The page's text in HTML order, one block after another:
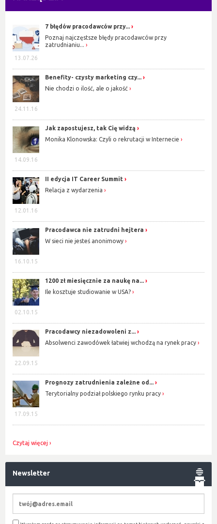
13.07.26
7 błędów pracodawców przy...
Poznaj najczęstsze błędy pracodawców przy
zatrudnianiu...
24.11.16
Benefity- czysty marketing czy...
Nie chodzi o ilość, ale o jakość
14.09.16
Jak zapostujesz, tak Cię widzą
Monika Klonowska: Czyli o rekrutacji w Internecie
12.01.16
II edycja IT Career Summit
Relacja z wydarzenia
16.10.15
Pracodawca nie zatrudni hejtera
W sieci nie jesteś anonimowy
02.10.15
1200 zł miesięcznie za naukę na...
Ile kosztuje studiowanie w USA?
22.09.15
Pracodawcy niezadowoleni z...
Absolwenci zawodówek łatwiej wchodzą na rynek pracy
17.09.15
Prognozy zatrudnienia zależne od...
Terytorialny podział polskiego rynku pracy
Czytaj więcej
Newsletter